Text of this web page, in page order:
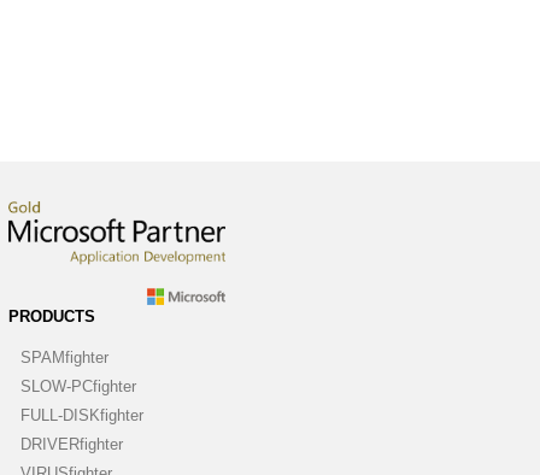
PRODUCTS
SPAMfighter
SLOW-PCfighter
FULL-DISKfighter
DRIVERfighter